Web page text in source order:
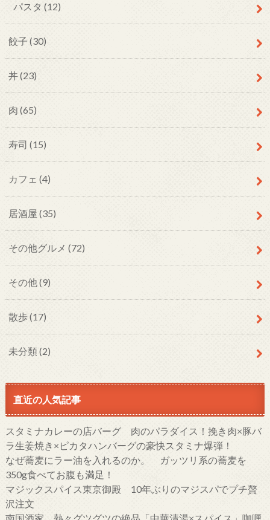
パスタ (12)
餃子 (30)
丼(23)
肉 (65)
寿司 (15)
カフェ (4)
居酒屋 (35)
その他グルメ (72)
その他(9)
散歩(17)
未分類(2)
直近の人気記事
スタミナカレーの店バーグ 肉のパラダイス！挽き肉×豚バ
ラ生姜焼き×ピカタハンバーグの豪快スタミナ爆弾！
なぜ蕎麦にラー油を入れるのか。 ガッツリ系の蕎麦を
350g食べてお腹も満足！
マジックスパイス東京御殿 10年ぶりのマジスパでプチ贅
沢注文